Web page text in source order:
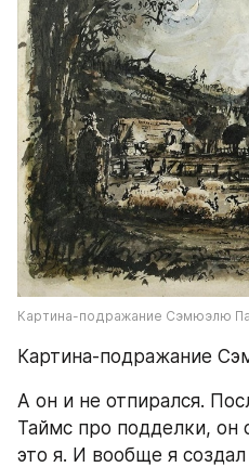
Картина-подражание Сэмюэлю
Картина-подражание
А он и не отпирался.
Таймс про подделки, он
это я. И вообще я